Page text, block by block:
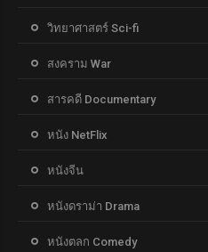
วิทยาศาสตร์ Sci-fi
สงคราม War
สารคดี Documentary
หนัง NetFlix
หนังจีน
หนังดราม่า Drama
หนังตลก Comedy